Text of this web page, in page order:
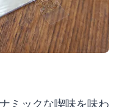
ミックな喫味を味わ